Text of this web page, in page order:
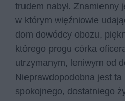
trudem nabył. Znamienny
w którym więźniowie
dom dowódcy obozu,
którego progu córka
utrzymanym, leniwym od
Nieprawdopodobna jest ta
spokojnego, dostatniego